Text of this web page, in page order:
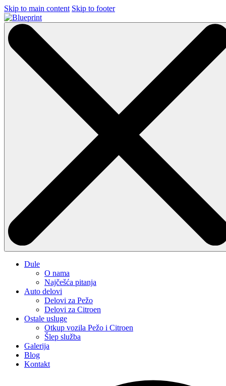
Skip to main content Skip to footer
Dule
O nama
Najčešća pitanja
Auto delovi
Delovi za Pežo
Delovi za Citroen
Ostale usluge
Otkup vozila Pežo i Citroen
Šlep služba
Galerija
Blog
Kontakt